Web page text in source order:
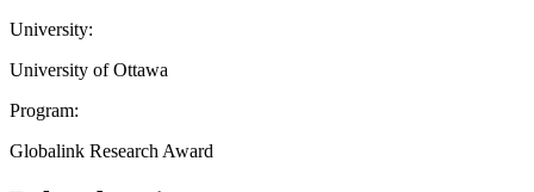
University:
University of Ottawa
Program:
Globalink Research Award